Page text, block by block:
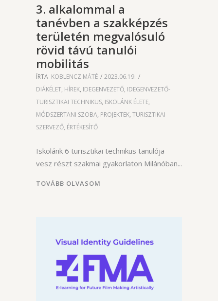
3. alkalommal a
tanévben a szakképzés
területén megvalósuló
rövid távú tanulói
mobilitás
ÍRTA KOBLENCZ MÁTÉ
2023.06.19.
DIÁKÉLET, HÍREK, IDEGENVEZETŐ, IDEGENVEZETŐ-
TURISZTIKAI TECHNIKUS, ISKOLÁNK ÉLETE,
MÓDSZERTANI SZOBA, PROJEKTEK, TURISZTIKAI
SZERVEZŐ, ÉRTÉKESÍTŐ
Iskolánk 6 turisztikai technikus tanulója
vesz részt szakmai gyakorlaton Milánóban
TOVÁBB OLVASOM